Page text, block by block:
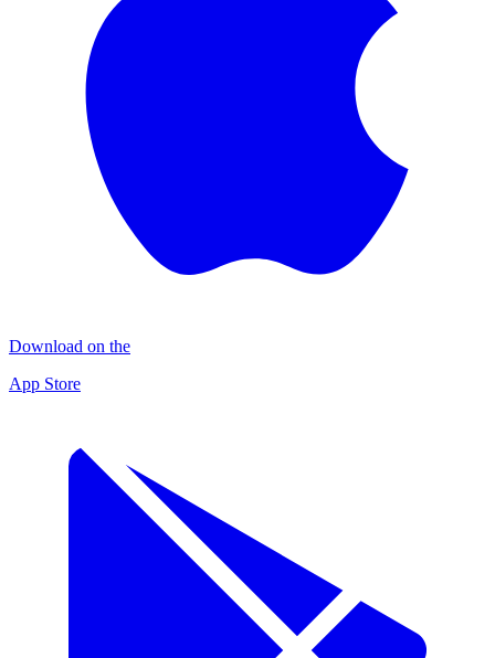
Download on the
App Store